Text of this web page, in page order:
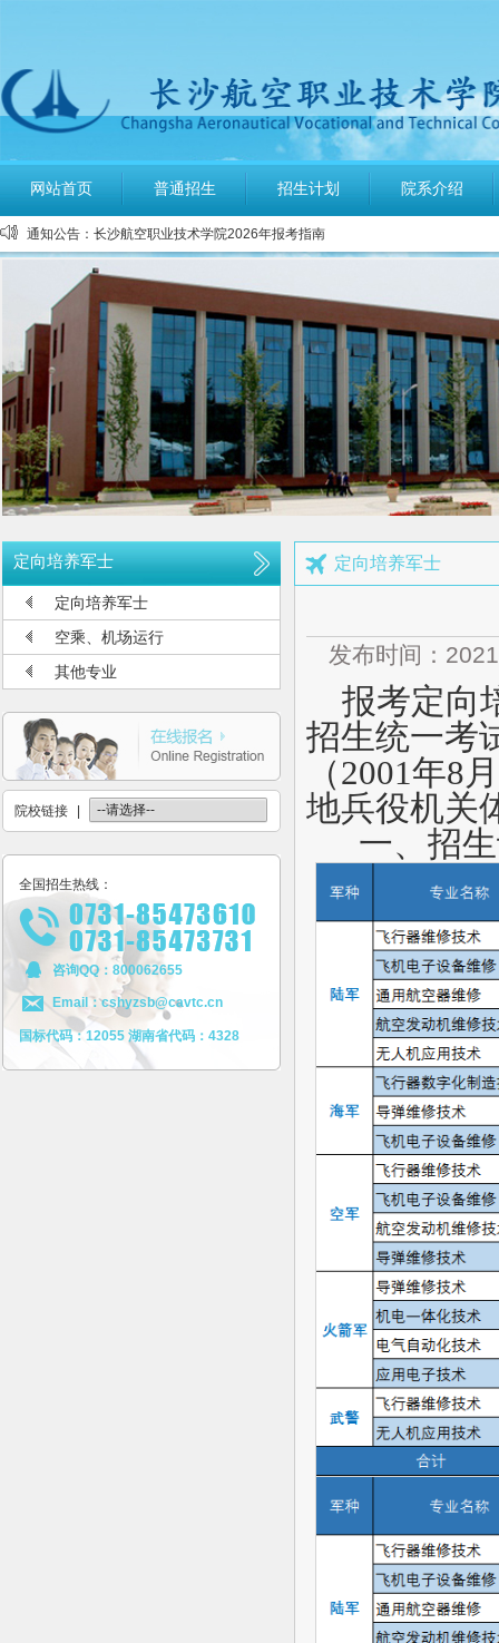
网站首页 普通招生 招生计划 院系介绍
通知公告：
公布2026年高考招生录取使用电话号码
长沙航空职业技术学院空中乘务、机场运行服务与管理报考须知
多少分可报考长沙航空职业技术学院
长沙航空职业技术学院2026年定向培养军士报考须知
长沙航空职业技术学院2026年报考指南
长沙航空职业技术学院2026年招生计划发布
长沙航空职业技术学院2026年招生章程
2026年单招录取分数线及录取名单公示
2026年单独招生一志愿考试成绩查询
关于参加2026年单独招生考试的温馨提示
公布2026年高考招生录取使用电话号码
长沙航空职业技术学院空中乘务、机场运行服务与管理报考须知
多少分可报考长沙航空职业技术学院
长沙航空职业技术学院2026年定向培养军士报考须知
长沙航空职业技术学院2026年报考指南
长沙航空职业技术学院2026年招生计划发布
长沙航空职业技术学院2026年招生章程
2026年单独招生一志愿考试成绩查询
关于参加2026年单独招生考试的温馨提示
定向培养军士
定向培养军士
空乘、机场运行
其他专业
院校链接
全国招生热线：
咨询QQ：800062655
Email：cshyzsb@cavtc.cn
国标代码：12055 湖南省代码：4328
定向培养军士
发布时间：
报考定向
招生统一考
（2001年8
地兵役机关
一、招